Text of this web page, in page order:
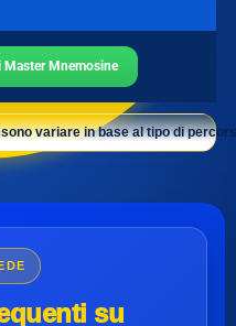
Mnemosine
variare in base al tipo di
su